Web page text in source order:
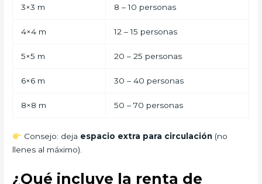
3×3 m 8 – 10 personas
4×4 m 12 – 15 personas
5×5 m 20 – 25 personas
6×6 m 30 – 40 personas
8×8 m 50 – 70 personas
Consejo: deja espacio extra para circulación(no
llenes al máximo).
¿Qué incluye la renta de